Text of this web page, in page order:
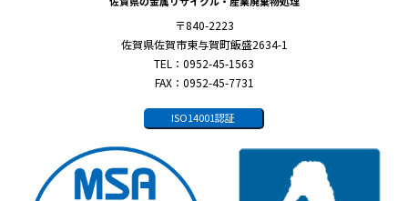
〒840-2223
佐賀県佐賀市東与賀町飯盛2634-1
TEL：0952-45-1563
FAX：0952-45-7731
ISO14001認証